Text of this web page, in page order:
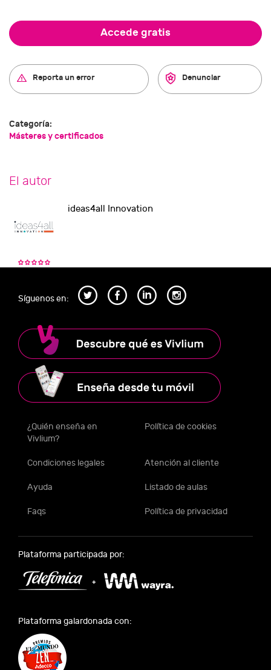
Accede gratis
Reporta un error Denunciar
Categoría:
Másteres y certificados
El autor
ideas4all Innovation
Síguenos en:
¿Quién enseña en
Vivlium?
Política de cookies
Condiciones legales Atención al cliente
Ayuda Listado de aulas
Faqs Política de privacidad
Plataforma participada por:
Plataforma galardonada con: